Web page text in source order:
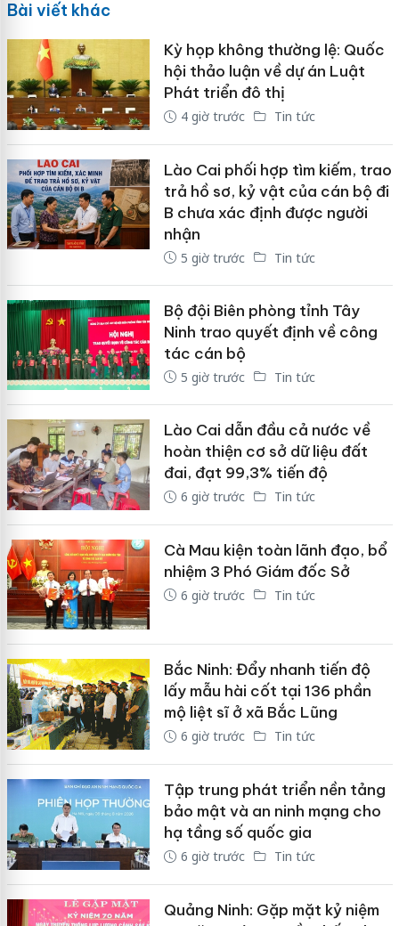
Bài viết khác
Kỳ họp không thường lệ: Quốc
hội thảo luận về dự án Luật
Phát triển đô thị
4 giờ trước Tin tức
Lào Cai phối hợp tìm kiếm, trao
trả hồ sơ, kỷ vật của cán bộ đi
B chưa xác định được người
nhận
5 giờ trước Tin tức
Bộ đội Biên phòng tỉnh Tây
Ninh trao quyết định về công
tác cán bộ
5 giờ trước Tin tức
Lào Cai dẫn đầu cả nước về
hoàn thiện cơ sở dữ liệu đất
đai, đạt 99,3% tiến độ
6 giờ trước Tin tức
Cà Mau kiện toàn lãnh đạo, bổ
nhiệm 3 Phó Giám đốc Sở
6 giờ trước Tin tức
Bắc Ninh: Đẩy nhanh tiến độ
lấy mẫu hài cốt tại 136 phần
mộ liệt sĩ ở xã Bắc Lũng
6 giờ trước Tin tức
Tập trung phát triển nền tảng
bảo mật và an ninh mạng cho
hạ tầng số quốc gia
6 giờ trước Tin tức
Quảng Ninh: Gặp mặt kỷ niệm